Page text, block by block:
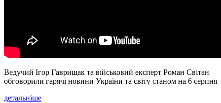
Ведучий Ігор Гаврищак та військовий експерт Роман Світан
обговорили гарячі новини України та світу станом на 6 серпня
детальніше